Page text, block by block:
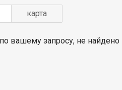
карта
вашему запросу, не найдено